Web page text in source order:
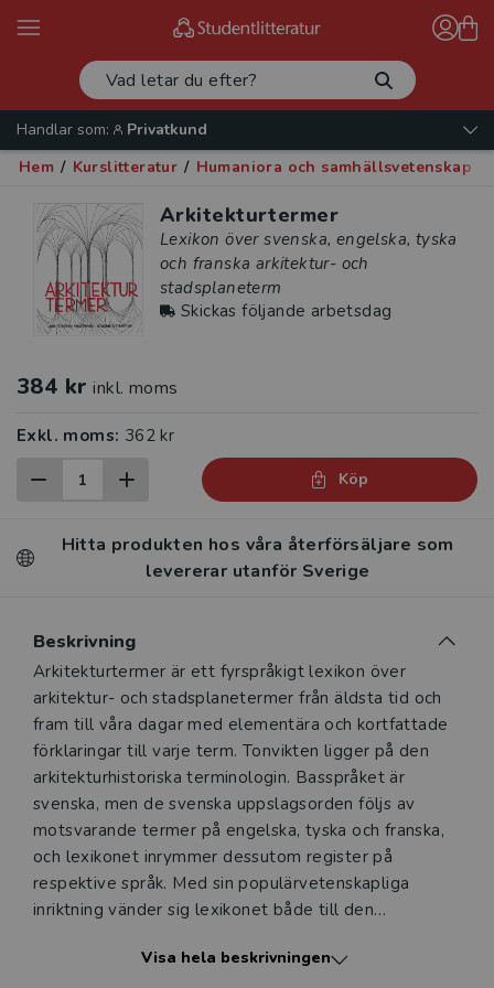
Handlar som:
Privatkund
Hem / Kurslitteratur / Humaniora och samhällsvetenskap
Arkitekturtermer
Lexikon över svenska, engelska, tyska
och franska arkitektur- och
stadsplaneterm
Skickas följande arbetsdag
384 kr inkl. moms
Exkl. moms: 362 kr
Köp
Hitta produkten hos våra återförsäljare som
levererar utanför Sverige
Beskrivning
Beskrivning
Arkitekturtermer är ett fyrspråkigt lexikon över
arkitektur- och stadsplanetermer från äldsta tid och
fram till våra dagar med elementära och kortfattade
förklaringar till varje term. Tonvikten ligger på den
arkitekturhistoriska terminologin. Basspråket är
svenska, men de svenska uppslagsorden följs av
motsvarande termer på engelska, tyska och franska,
och lexikonet inrymmer dessutom register på
respektive språk. Med sin populärvetenskapliga
inriktning vänder sig lexikonet både till den
med behov av en lättillgänglig och översiktlig
Visa hela beskrivningen